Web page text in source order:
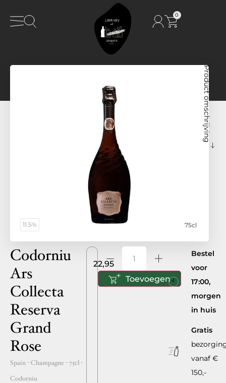
0
11.5% 75cl
Product omschrijving
Codorniu
Ars
Collecta
Reserva
Grand
Rose
Spain- Champagne -75cl-
Codorniu
22,95
Toevoegen
Bestel
voor
17:00,
morgen
in huis
Gratis
vanaf €
150,-